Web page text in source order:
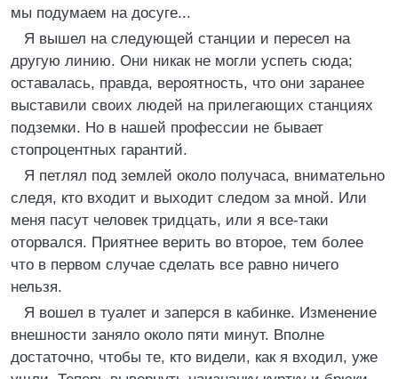
мы подумаем на досуге...
Я вышел на следующей станции и пересел на
другую линию. Они никак не могли успеть сюда;
оставалась, правда, вероятность, что они заранее
выставили своих людей на прилегающих станциях
подземки. Но в нашей профессии не бывает
стопроцентных гарантий.
Я петлял под землей около получаса, внимательно
следя, кто входит и выходит следом за мной. Или
меня пасут человек тридцать, или я все-таки
оторвался. Приятнее верить во второе, тем более
что в первом случае сделать все равно ничего
нельзя.
Я вошел в туалет и заперся в кабинке. Изменение
внешности заняло около пяти минут. Вполне
достаточно, чтобы те, кто видели, как я входил, уже